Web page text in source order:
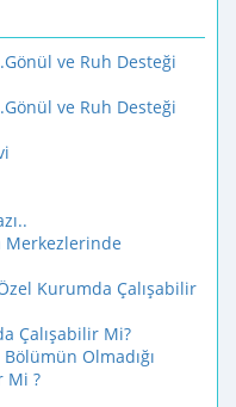
ve Ruh Desteği
ve Ruh Desteği
Merkezlerinde
Kurumda Çalışabilir
Çalışabilir Mi?
Olmadığı
Mi ?